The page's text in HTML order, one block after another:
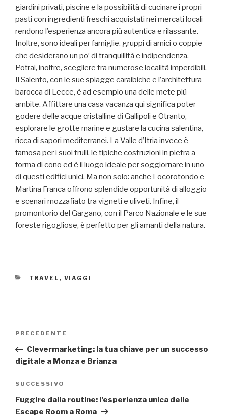
giardini privati, piscine e la possibilità di cucinare i propri
pasti con ingredienti freschi acquistati nei mercati locali
rendono l’esperienza ancora più autentica e rilassante.
Inoltre, sono ideali per famiglie, gruppi di amici o coppie
che desiderano un po’ di tranquillità e indipendenza.
Potrai, inoltre, scegliere tra numerose località imperdibili.
Il Salento, con le sue spiagge caraibiche e l’architettura
barocca di Lecce, è ad esempio una delle mete più
ambite. Affittare una casa vacanza qui significa poter
godere delle acque cristalline di Gallipoli e Otranto,
esplorare le grotte marine e gustare la cucina salentina,
ricca di sapori mediterranei. La Valle d’Itria invece è
famosa per i suoi trulli, le tipiche costruzioni in pietra a
forma di cono ed è il luogo ideale per soggiornare in uno
di questi edifici unici. Ma non solo: anche Locorotondo e
Martina Franca offrono splendide opportunità di alloggio
e scenari mozzafiato tra vigneti e uliveti. Infine, il
promontorio del Gargano, con il Parco Nazionale e le sue
foreste rigogliose, è perfetto per gli amanti della natura.
CATEGORIE
TRAVEL , VIAGGI
Articolo
precedente:
PRECEDENTE
Clevermarketing: la tua chiave per un successo
digitale a Monza e Brianza
Articolo
successivo
SUCCESSIVO
Fuggire dalla routine: l’esperienza unica delle
Escape Room a Roma